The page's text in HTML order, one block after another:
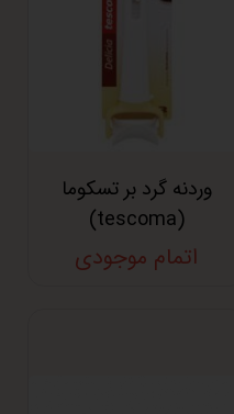
وردنه گرد بر تسکوما
(tescoma)
اتمام موجودی